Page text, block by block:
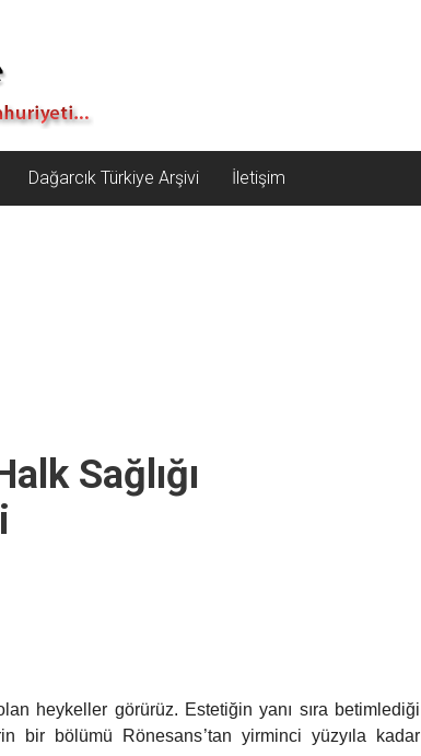
Dağarcık Türkiye Arşivi İletişim
Sağlığı
heykeller görürüz. Estetiğin yanı sıra betimlediği
bir bölümü Rönesans’tan yirminci yüzyıla kadar